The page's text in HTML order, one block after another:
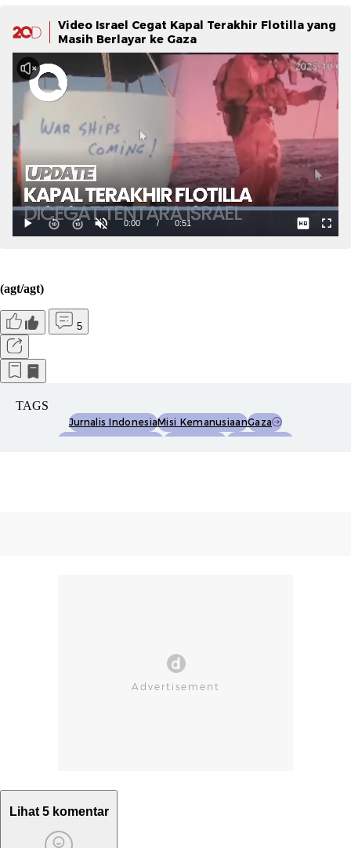
Video Israel Cegat Kapal Terakhir Flotilla yang
Masih Berlayar ke Gaza
(agt/agt)
5
TAGS
Jurnalis IndonesiaMisi KemanusiaanGaza
Lihat 5 komentar